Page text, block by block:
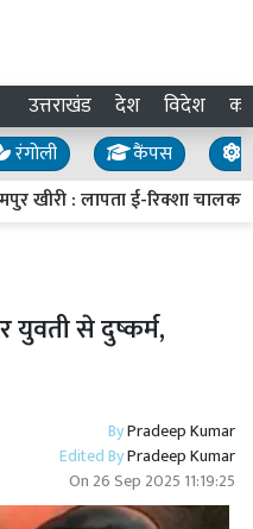
उत्तराखंड देश विदेश
रंगोली कैंपस
खीरी : लापता ई-रिक्शा चालक
युवती से दुष्कर्म,
ByPradeep Kumar
Edited ByPradeep Kumar
On 26 Sep 2025 11:19:25